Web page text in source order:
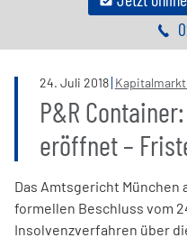
24. Juli 2018
P&R
eröffnet –
Das Amtsgericht
formellen Beschluss vom
Insolvenzverfahren über